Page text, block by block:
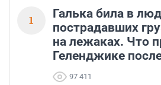
1
Галька била в
пострадавших
на лежаках. Что
Геленджике
97 411